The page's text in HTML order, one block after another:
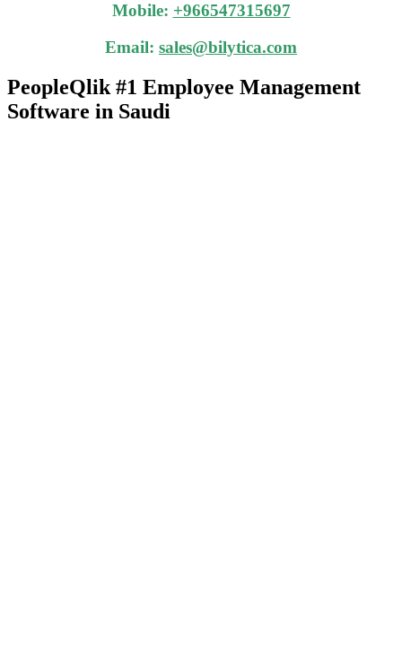
Mobile: +966547315697
Email: sales@bilytica.com
PeopleQlik #1 Employee Management
Software in Saudi